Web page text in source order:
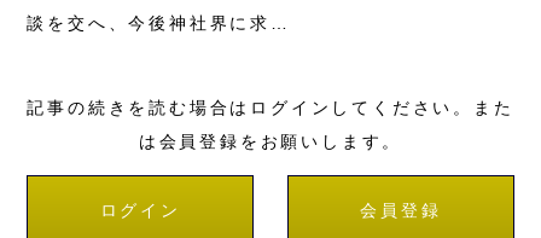
談を交へ、今後神社界に求…
記事の続きを読む場合はログインしてください。また
は会員登録をお願いします。
ログイン 会員登録